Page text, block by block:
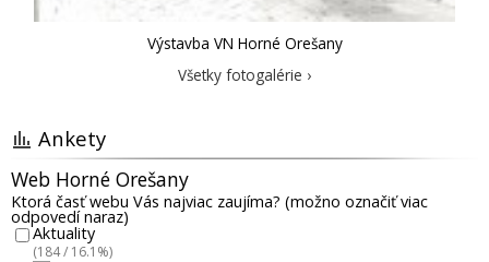
Výstavba VN Horné Orešany
Všetky fotogalérie ›
Ankety
Web Horné Orešany
Ktorá časť webu Vás najviac zaujíma? (možno označiť viac
odpovedí naraz)
Aktuality
(184 / 16.1%)